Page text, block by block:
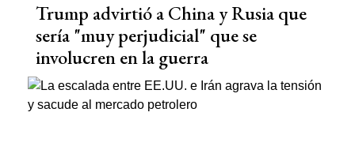
Trump advirtió a China y Rusia que
sería "muy perjudicial" que se
involucren en la guerra